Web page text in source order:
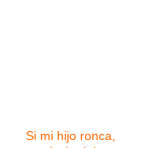
Si mi hijo ronca,